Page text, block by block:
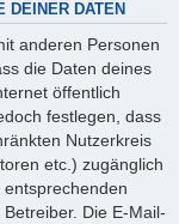
DEINER DATEN
anderen Personen
die Daten deines
öffentlich
festlegen, dass
Nutzerkreis
etc.) zugänglich
Die E-Mail-